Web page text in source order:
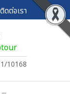
ติดต่อเรา
10168